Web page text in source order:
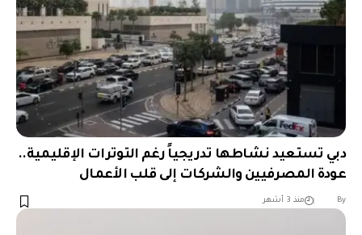
دبي تستعيد نشاطها تدريجياً رغم التوترات الإقليمية..
عودة المصرفيين والشركات إلى قلب الأعمال
By منذ 3 أشهر